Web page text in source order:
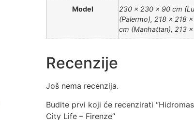
Model
230 x 230 x 90 cm
(Palermo), 218 x 218
cm (Manhattan), 213
Recenzije
Još nema recenzija.
Budite prvi koji će recenzirati
City Life – Firenze”